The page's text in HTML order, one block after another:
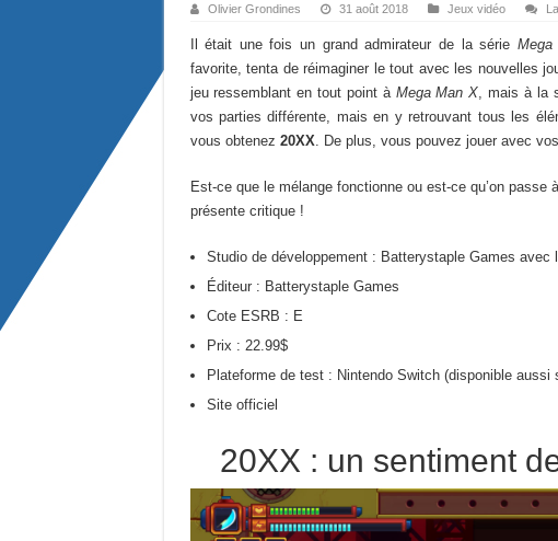
Olivier Grondines 31 août 2018 Jeux vidéo
Il était une fois un grand admirateur de la série
favorite, tenta de réimaginer le tout avec les nouvelles
jeu ressemblant en tout point à Mega Man X, mais à la
vos parties différente, mais en y retrouvant tous les
vous obtenez 20XX. De plus, vous pouvez jouer avec
Est-ce que le mélange fonctionne ou est-ce qu’on
présente critique !
Studio de développement : Batterystaple Games avec
Éditeur : Batterystaple Games
Cote ESRB : E
Prix : 22.99$
Plateforme de test : Nintendo Switch (disponible
Site officiel
20XX : un sentiment